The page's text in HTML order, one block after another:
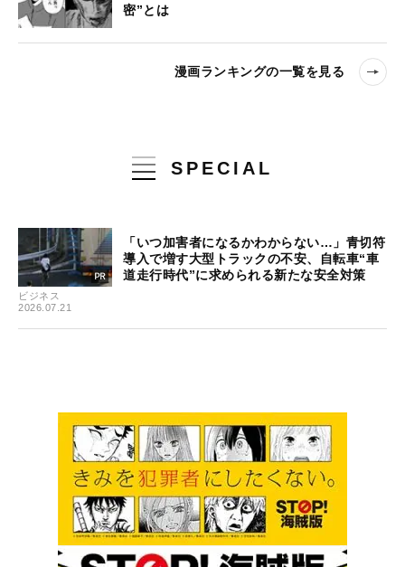
密”とは
漫画ランキングの一覧を見る
SPECIAL
ビジネス
2026.07.21
「いつ加害者になるかわからない…」青切符
導入で増す大型トラックの不安、自転車“車
道走行時代”に求められる新たな安全対策